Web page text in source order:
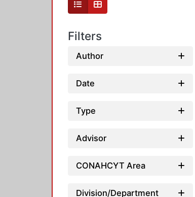
Filters
Author
Date
Type
Advisor
CONAHCYT Area
Division/Department